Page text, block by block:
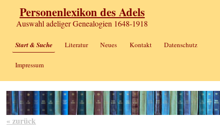
Personenlexikon des Adels
Auswahl adeliger Genealogien 1648-1918
Start & Suche Literatur Neues Kontakt Datenschutz
Impressum
« zurück